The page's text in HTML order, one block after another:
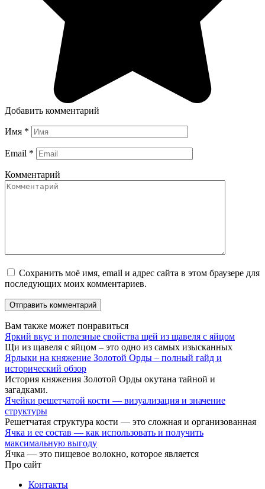
Добавить комментарий
Имя *
Email *
Комментарий
Сохранить моё имя, email и адрес сайта в этом браузере для
последующих моих комментариев.
Вам также может понравиться
Яркий вкус и полезные свойства щей из щавеля с яйцом
Щи из щавеля с яйцом – это одно из самых изысканных
Ярлыки на княжение Золотой Орды – полный гайд и
исторический обзор
История княжения Золотой Орды окутана тайной и
загадками.
Ячейки решетчатой кости — визуализация и значение
структуры
Решетчатая структура кости — это сложная и организованная
Ячка и ее состав — как использовать и получить
максимальную выгоду
Ячка — это пищевое волокно, которое является
Про сайт
Контакты